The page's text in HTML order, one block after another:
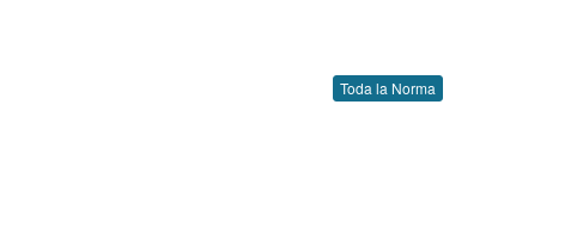
Toda la Norma